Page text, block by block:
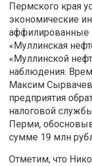
Пермского края
экономические
аффилированные
«Муллинская
«Муллинской
наблюдения.
Максим
предприятия
налоговой
Перми,
сумме 19 млн
Отметим, что